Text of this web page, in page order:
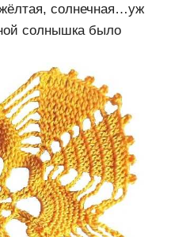
солнечная…уж
солнышка было